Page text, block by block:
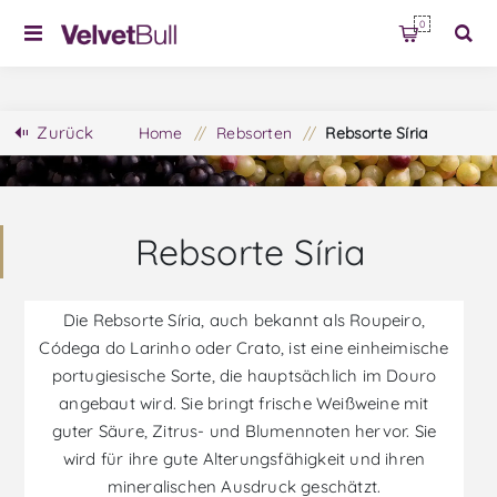
0
Zurück Home / Rebsorten / Rebsorte Síria
Rebsorte Síria
Die Rebsorte Síria, auch bekannt als Roupeiro,
Códega do Larinho oder Crato, ist eine einheimische
portugiesische Sorte, die hauptsächlich im Douro
angebaut wird. Sie bringt frische Weißweine mit
guter Säure, Zitrus- und Blumennoten hervor. Sie
wird für ihre gute Alterungsfähigkeit und ihren
mineralischen Ausdruck geschätzt.